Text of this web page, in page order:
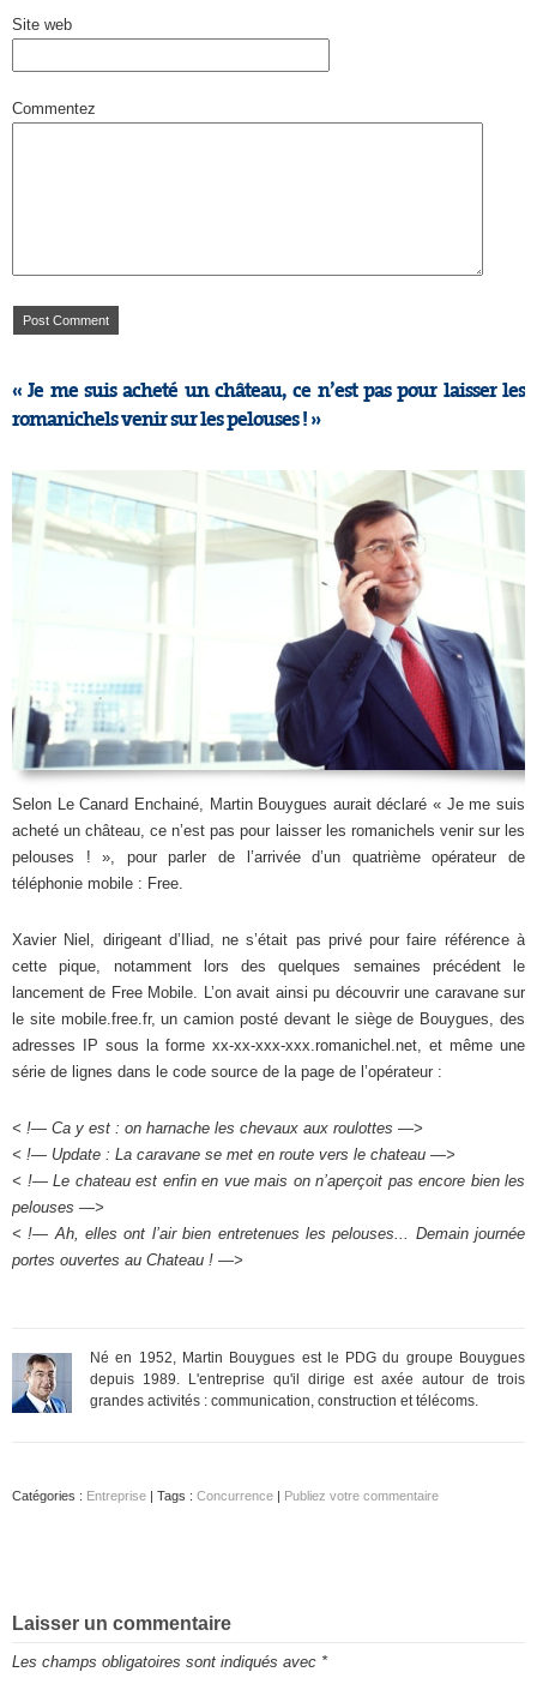
Site web
Commentez
« Je me suis acheté un château, ce n’est pas pour laisser les
romanichels venir sur les pelouses ! »
Selon Le Canard Enchainé, Martin Bouygues aurait déclaré « Je me suis
acheté un château, ce n’est pas pour laisser les romanichels venir sur les
pelouses ! », pour parler de l’arrivée d’un quatrième opérateur de
téléphonie mobile : Free.
Xavier Niel, dirigeant d’Iliad, ne s’était pas privé pour faire référence à
cette pique, notamment lors des quelques semaines précédent le
lancement de Free Mobile. L’on avait ainsi pu découvrir une caravane sur
le site mobile.free.fr, un camion posté devant le siège de Bouygues, des
adresses IP sous la forme xx-xx-xxx-xxx.romanichel.net, et même une
série de lignes dans le code source de la page de l’opérateur :
< !— Ca y est : on harnache les chevaux aux roulottes —>
< !— Update : La caravane se met en route vers le chateau —>
< !— Le chateau est enfin en vue mais on n’aperçoit pas encore bien les
pelouses —>
< !— Ah, elles ont l’air bien entretenues les pelouses... Demain journée
portes ouvertes au Chateau ! —>
Né en 1952, Martin Bouygues est le PDG du groupe Bouygues
depuis 1989. L'entreprise qu'il dirige est axée autour de trois
grandes activités : communication, construction et télécoms.
Catégories : Entreprise | Tags : Concurrence | Publiez votre commentaire
Laisser un commentaire
Les champs obligatoires sont indiqués avec *